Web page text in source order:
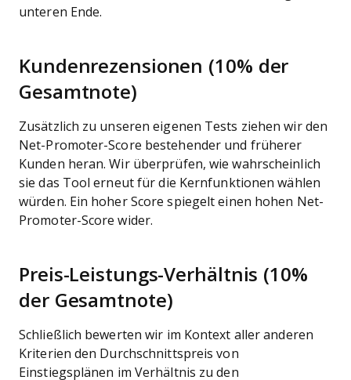
unteren Ende.
Kundenrezensionen (10% der
Gesamtnote)
Zusätzlich zu unseren eigenen Tests ziehen wir den
Net-Promoter-Score bestehender und früherer
Kunden heran. Wir überprüfen, wie wahrscheinlich
sie das Tool erneut für die Kernfunktionen wählen
würden. Ein hoher Score spiegelt einen hohen Net-
Promoter-Score wider.
Preis-Leistungs-Verhältnis (10%
der Gesamtnote)
Schließlich bewerten wir im Kontext aller anderen
Kriterien den Durchschnittspreis von
Einstiegsplänen im Verhältnis zu den